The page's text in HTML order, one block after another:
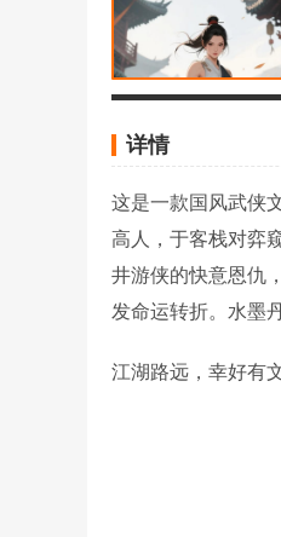
详情
这是一款国风武侠
高人，于客栈对弈
井游侠的快意恩仇
发命运转折。水墨
江湖路远，幸好有